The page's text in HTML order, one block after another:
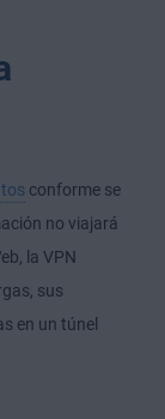
conforme se
no viajará
la VPN
sus
en un túnel